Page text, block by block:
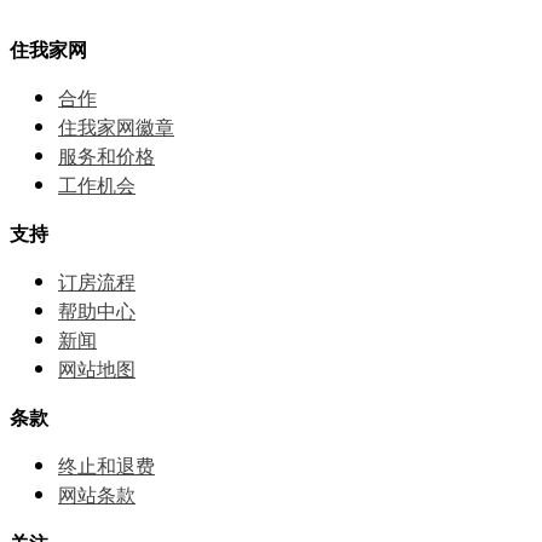
住我家网
合作
住我家网徽章
服务和价格
⼯作机会
支持
订房流程
帮助中⼼
新闻
网站地图
条款
终止和退费
网站条款